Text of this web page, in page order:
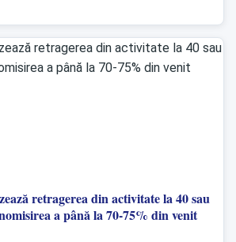
retragerea din activitate la 40 sau
a până la 70-75% din venit